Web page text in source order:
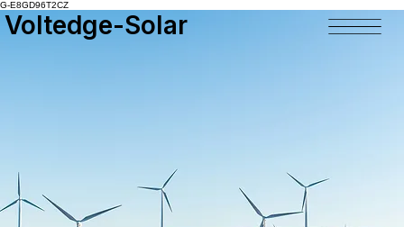
G-E8GD96T2CZ
Voltedge-Solar